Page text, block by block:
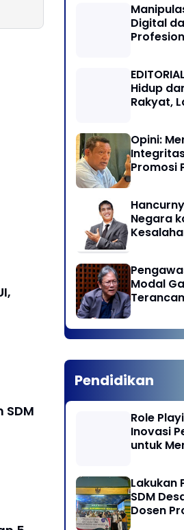
Digital
Social
Indonesia
Hidup
Rakyat,
Opini:
Promosi
Negara
Modal
Pendidikan
Role
Inovasi
untuk
Lakukan
SDM
Dosen